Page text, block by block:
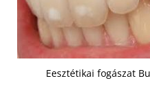
Eesztétikai fogászat